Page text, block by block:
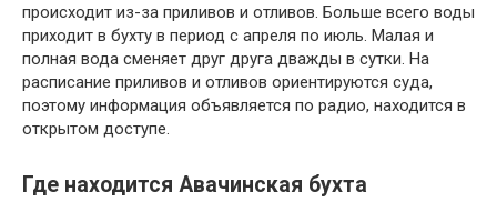
происходит из-за приливов и отливов. Больше всего воды
приходит в бухту в период с апреля по июль. Малая и
полная вода сменяет друг друга дважды в сутки. На
расписание приливов и отливов ориентируются суда,
поэтому информация объявляется по радио, находится в
открытом доступе.
Где находится Авачинская бухта